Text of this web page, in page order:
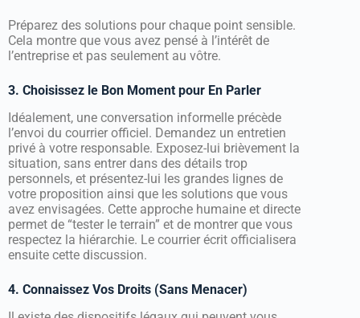
Préparez des solutions pour chaque point sensible.
Cela montre que vous avez pensé à l’intérêt de
l’entreprise et pas seulement au vôtre.
3. Choisissez le Bon Moment pour En Parler
Idéalement, une conversation informelle précède
l’envoi du courrier officiel. Demandez un entretien
privé à votre responsable. Exposez-lui brièvement la
situation, sans entrer dans des détails trop
personnels, et présentez-lui les grandes lignes de
votre proposition ainsi que les solutions que vous
avez envisagées. Cette approche humaine et directe
permet de “tester le terrain” et de montrer que vous
respectez la hiérarchie. Le courrier écrit officialisera
ensuite cette discussion.
4. Connaissez Vos Droits (Sans Menacer)